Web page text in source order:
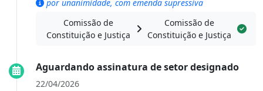
por unanimidade, com emenda supressiva
Comissão de
Constituição e Justiça
Comissão de
Constituição e Justiça
Aguardando assinatura de setor designado
22/04/2026